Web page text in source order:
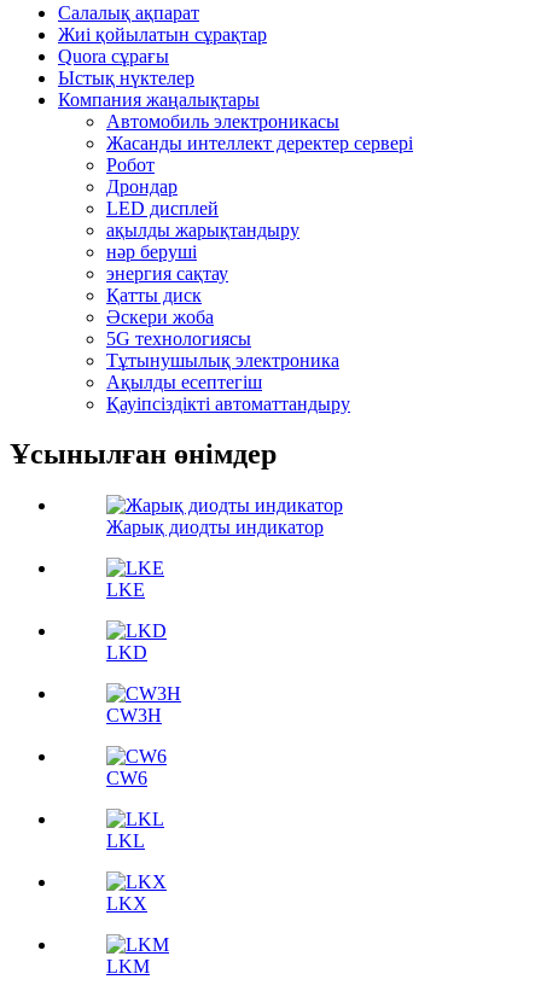
Салалық ақпарат
Жиі қойылатын сұрақтар
Quora сұрағы
Ыстық нүктелер
Компания жаңалықтары
Автомобиль электроникасы
Жасанды интеллект деректер сервері
Робот
Дрондар
LED дисплей
ақылды жарықтандыру
нәр беруші
энергия сақтау
Қатты диск
Әскери жоба
5G технологиясы
Тұтынушылық электроника
Ақылды есептегіш
Қауіпсіздікті автоматтандыру
Ұсынылған өнімдер
Жарық диодты индикатор
LKE
LKD
CW3H
CW6
LKL
LKX
LKM